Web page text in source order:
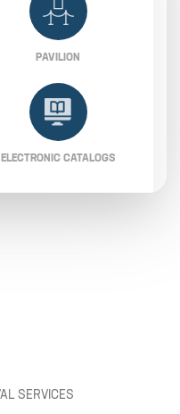
PAVILION
ELECTRONIC CATALOGS
SERVICES